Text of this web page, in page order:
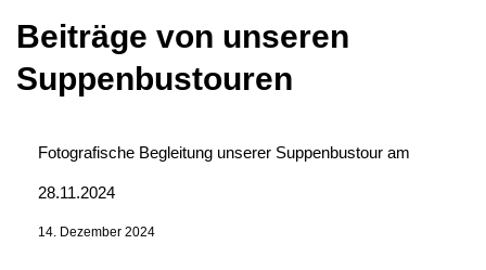
Beiträge von unseren
Suppenbustouren
Fotografische Begleitung unserer Suppenbustour am
28.11.2024
14. Dezember 2024